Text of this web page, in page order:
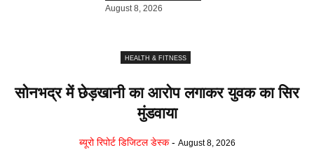
August 8, 2026
HEALTH & FITNESS
सोनभद्र में छेड़खानी का आरोप लगाकर युवक का सिर
मुंडवाया
ब्यूरो रिपोर्ट डिजिटल डेस्क - August 8, 2026